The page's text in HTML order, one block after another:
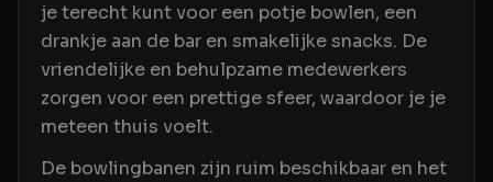
je terecht kunt voor een potje bowlen, een
drankje aan de bar en smakelijke snacks. De
vriendelijke en behulpzame medewerkers
zorgen voor een prettige sfeer, waardoor je je
meteen thuis voelt.
De bowlingbanen zijn ruim beschikbaar en het